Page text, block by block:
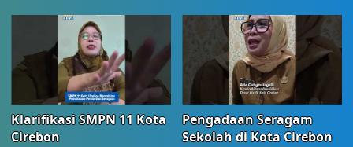
Klarifikasi SMPN 11 Kota
Cirebon
Pengadaan Seragam
Sekolah di Kota Cirebon